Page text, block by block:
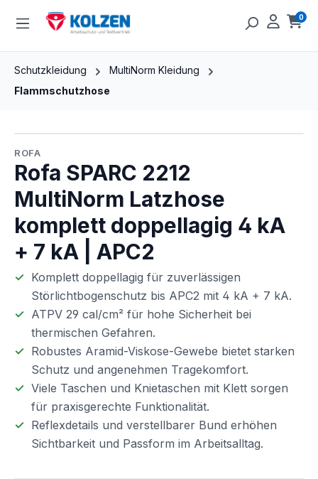
Zum Hauptinhalt springen 0
Schutzkleidung
MultiNorm Kleidung
Flammschutzhose
ROFA
Rofa SPARC 2212
MultiNorm Latzhose
komplett doppellagig 4 kA
+ 7 kA | APC2
Komplett doppellagig für zuverlässigen
Störlichtbogenschutz bis APC2 mit 4 kA + 7 kA.
ATPV 29 cal/cm² für hohe Sicherheit bei
thermischen Gefahren.
Robustes Aramid-Viskose-Gewebe bietet starken
Schutz und angenehmen Tragekomfort.
Viele Taschen und Knietaschen mit Klett sorgen
für praxisgerechte Funktionalität.
Reflexdetails und verstellbarer Bund erhöhen
Sichtbarkeit und Passform im Arbeitsalltag.